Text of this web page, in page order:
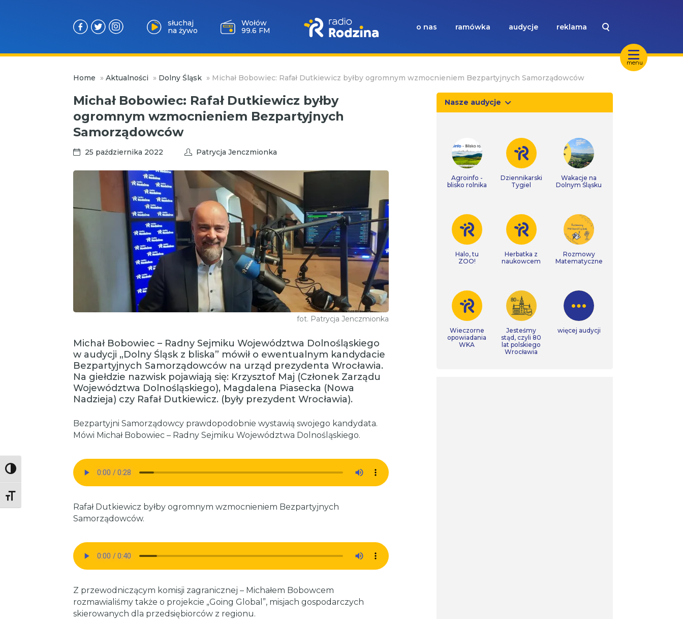
Toggle High Contrast
Toggle Font size
menu
słuchaj
na żywo
Wołów
99.6 FM
o nas ramówka audycje reklama
Home » Aktualności » Dolny Śląsk » Michał Bobowiec: Rafał Dutkiewicz byłby ogromnym wzmocnieniem Bezpartyjnych Samorządowców
Michał Bobowiec: Rafał Dutkiewicz byłby
ogromnym wzmocnieniem Bezpartyjnych
Samorządowców
25 października 2022 Patrycja Jenczmionka
fot. Patrycja Jenczmionka
Michał Bobowiec – Radny Sejmiku Województwa Dolnośląskiego
w audycji „Dolny Śląsk z bliska” mówił o ewentualnym kandydacie
Bezpartyjnych Samorządowców na urząd prezydenta Wrocławia.
Na giełdzie nazwisk pojawiają się: Krzysztof Maj (Członek Zarządu
Województwa Dolnośląskiego), Magdalena Piasecka (Nowa
Nadzieja) czy Rafał Dutkiewicz. (były prezydent Wrocławia).
Bezpartyjni Samorządowcy prawdopodobnie wystawią swojego kandydata.
Mówi Michał Bobowiec – Radny Sejmiku Województwa Dolnośląskiego.
Rafał Dutkiewicz byłby ogromnym wzmocnieniem Bezpartyjnych
Samorządowców.
Z przewodniczącym komisji zagranicznej – Michałem Bobowcem
rozmawialiśmy także o projekcie „Going Global”, misjach gospodarczych
skierowanych dla przedsiębiorców z regionu.
Nasze audycje
Agroinfo -
blisko rolnika
Dziennikarski
Tygiel
Wakacje na
Dolnym Śląsku
Halo, tu
ZOO!
Herbatka z
naukowcem
Rozmowy
Matematyczne
Wieczorne
opowiadania
WKA
Jesteśmy
stąd, czyli 80
lat polskiego
Wrocławia
więcej audycji